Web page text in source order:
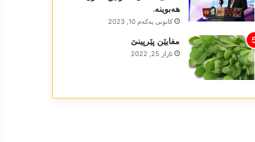
ھەبوینە.
كانونی یه‌كه‌م 10, 2023
مفایێن پێرپینێ
ئازار 25, 2022